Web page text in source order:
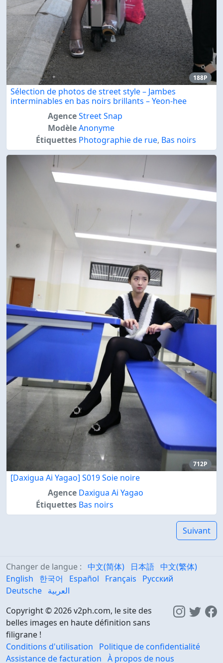
188P
Sélection de photos de street style – Jambes
interminables en bas noirs brillants – Yeon-hee
AgenceStreet Snap
ModèleAnonyme
Étiquettes Photographie de rue, Bas noirs
712P
[Daxigua Ai Yagao] S019 Soie noire
Agence Daxigua Ai Yagao
Étiquettes Bas noirs
Suivant
Changer de langue : 中文(简体) 日本語 中文(繁体)
English
한국어 Español Français
Русский
Deutsche العربية
Copyright © 2026 v2ph.com, le site des
belles images en haute définition sans
filigrane !
Conditions d'utilisation
Politique de confidentialité
Assistance de facturation À propos de nous